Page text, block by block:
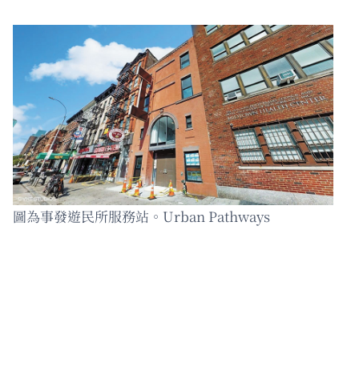
圖為事發遊民所服務站。Urban Pathways